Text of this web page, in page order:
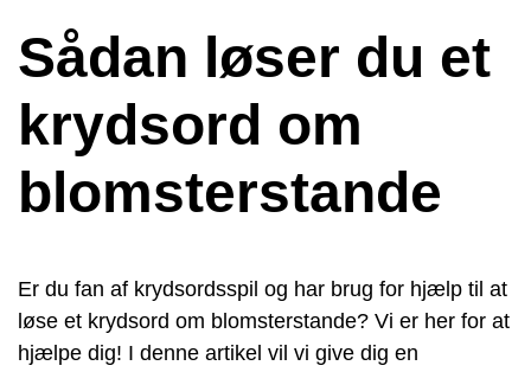
Sådan løser du et
krydsord om
blomsterstande
Er du fan af krydsordsspil og har brug for hjælp til at
løse et krydsord om blomsterstande? Vi er her for at
hjælpe dig! I denne artikel vil vi give dig en